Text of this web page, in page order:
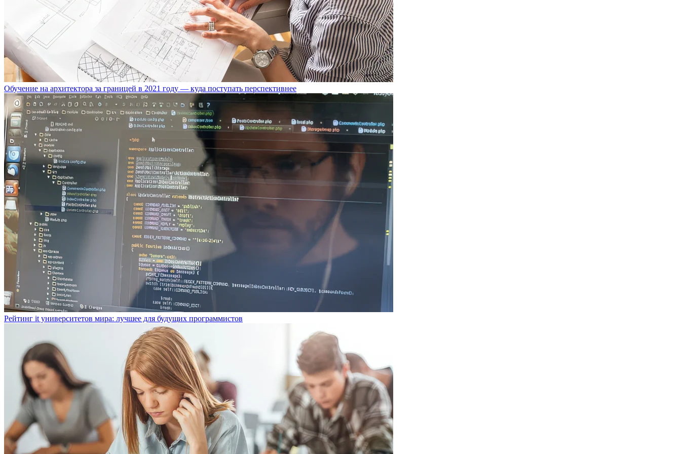
Обучение на архитектора за границей в 2021 году — куда поступать перспективнее
Рейтинг it университетов мира: лучшее для будущих программистов